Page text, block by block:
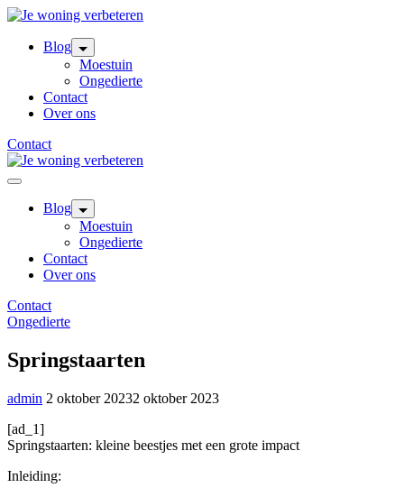
Skip
contentBlog
Moestuin
Ongedierte
Contact
Over ons
Contact
Blog
Moestuin
Ongedierte
Contact
Over ons
Contact
Ongedierte
Springstaarten
admin 2 oktober 20232 oktober 2023
[ad_1]
Springstaarten: kleine beestjes met een grote impact
Inleiding: